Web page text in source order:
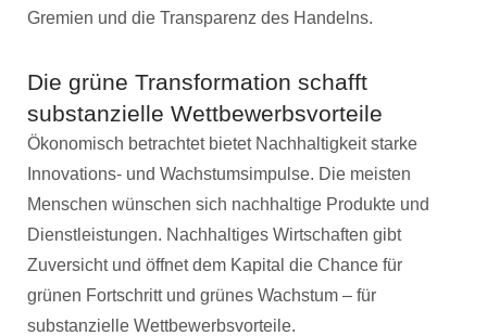
Gremien und die Transparenz des Handelns.
Die grüne Transformation schafft
substanzielle Wettbewerbsvorteile
Ökonomisch betrachtet bietet Nachhaltigkeit starke
Innovations- und Wachstumsimpulse. Die meisten
Menschen wünschen sich nachhaltige Produkte und
Dienstleistungen. Nachhaltiges Wirtschaften gibt
Zuversicht und öffnet dem Kapital die Chance für
grünen Fortschritt und grünes Wachstum – für
substanzielle Wettbewerbsvorteile.